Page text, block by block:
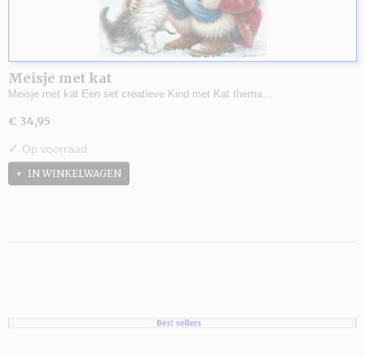
Meisje met kat
Meisje met kat Een set creatieve Kind met Kat thema…
€ 34,95
✓ Op voorraad
IN WINKELWAGEN